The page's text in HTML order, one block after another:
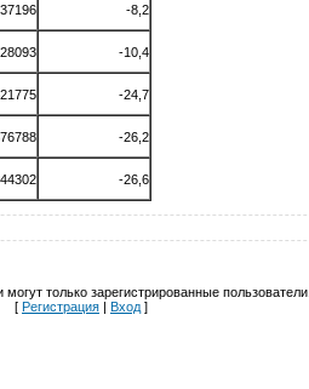
-8,2
-10,4
-24,7
-26,2
-26,6
только зарегистрированные пользователи.
[ Регистрация | Вход ]